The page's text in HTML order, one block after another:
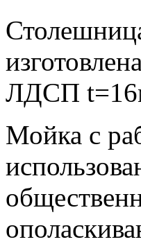
ЛДСП
Мойка с